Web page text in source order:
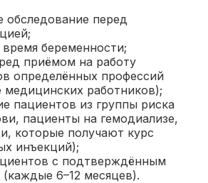
обследование перед
беременности;
приёмом на работу
определённых профессий
медицинских работников);
пациентов из группы риска
пациенты на гемодиализе,
которые получают курс
инъекций);
с подтверждённым
(каждые 6–12 месяцев).